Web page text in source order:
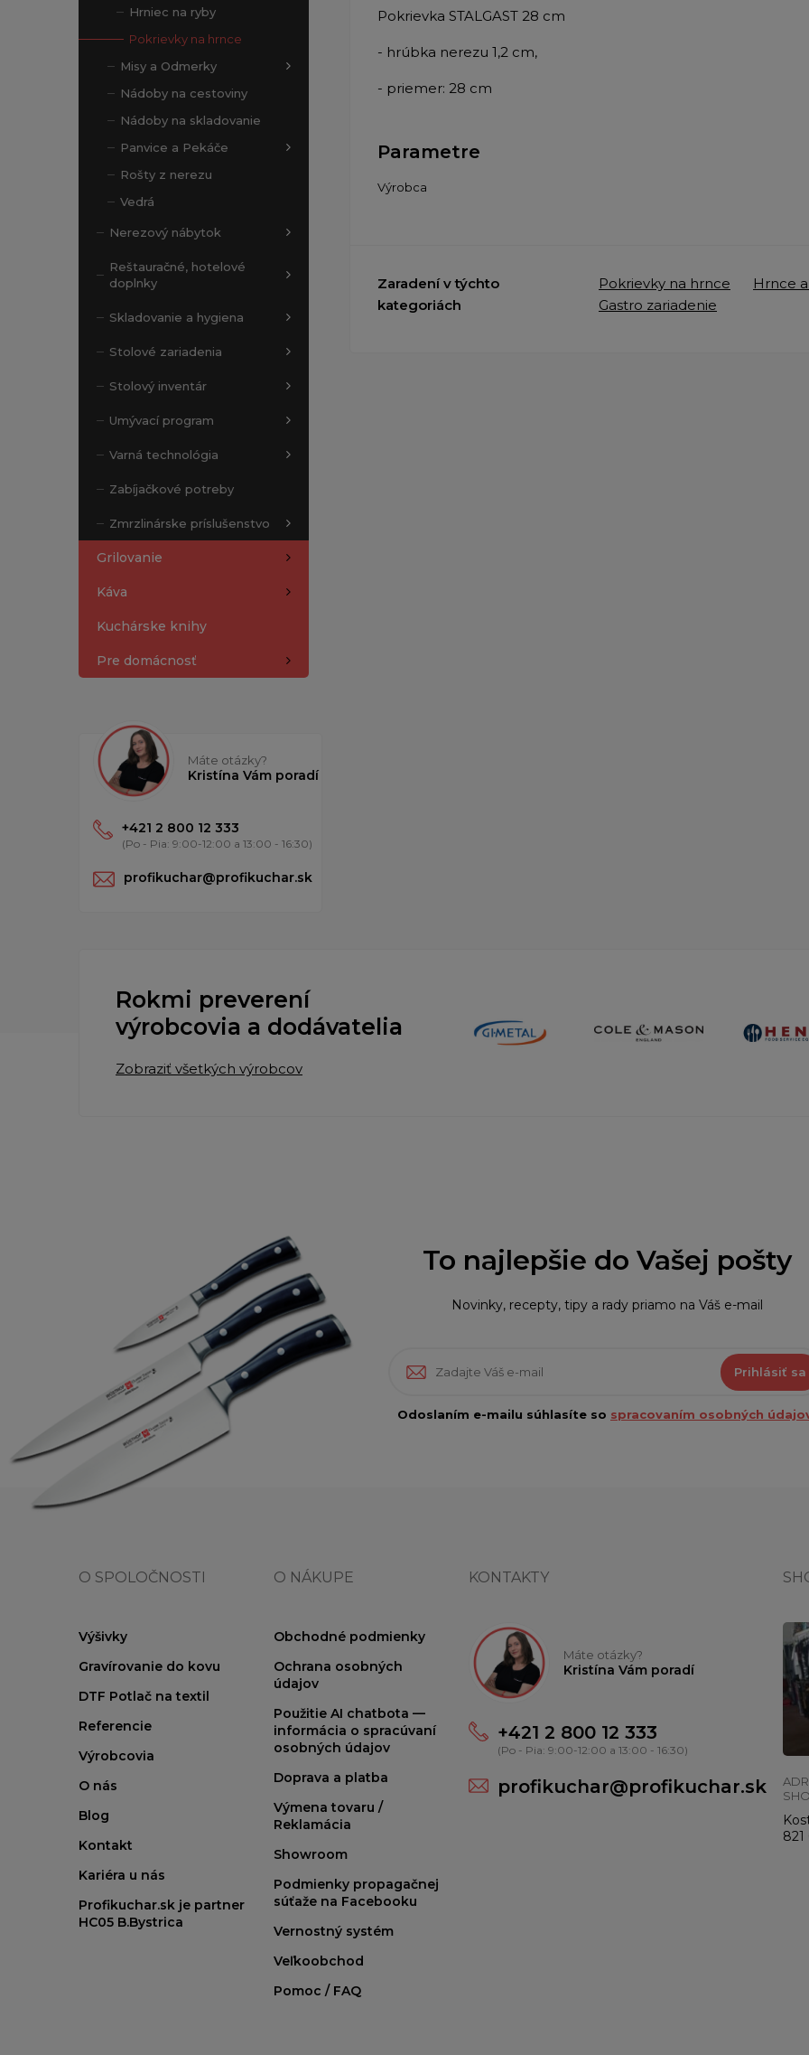
Hrniec na ryby
Pokrievky na hrnce
Misy a Odmerky
Nádoby na cestoviny
Nádoby na skladovanie
Panvice a Pekáče
Rošty z nerezu
Vedrá
Nerezový nábytok
Reštauračné, hotelové
doplnky
Skladovanie a hygiena
Stolové zariadenia
Stolový inventár
Umývací program
Varná technológia
Zabíjačkové potreby
Zmrzlinárske príslušenstvo
Grilovanie
Káva
Kuchárske knihy
Pre domácnosť
Máte otázky?
Kristína Vám poradí
+421 2 800 12 333
(Po - Pia: 9:00-12:00 a 13:00 - 16:30)
profikuchar@profikuchar.sk
Pokrievka STALGAST 28 cm
- hrúbka nerezu 1,2 cm,
- priemer: 28 cm
Parametre
Výrobca
Zaradení v týchto
kategoriách
Pokrievky na hrnce Hrnce
Gastro zariadenie
Rokmi preverení
výrobcovia a dodávatelia
Zobraziť všetkých výrobcov
To najlepšie do Vašej pošty
Novinky, recepty, tipy a rady priamo na Váš e-mail
Prihlásiť sa
Odoslaním e-mailu súhlasíte so spracovaním osobných
O SPOLOČNOSTI
Výšivky
Gravírovanie do kovu
DTF Potlač na textil
Referencie
Výrobcovia
O nás
Blog
Kontakt
Kariéra u nás
Profikuchar.sk je partner
HC05 B.Bystrica
O NÁKUPE
Obchodné podmienky
Ochrana osobných
údajov
Použitie AI chatbota —
informácia o spracúvaní
osobných údajov
Doprava a platba
Výmena tovaru /
Reklamácia
Showroom
Podmienky propagačnej
súťaže na Facebooku
Vernostný systém
Veľkoobchod
Pomoc / FAQ
KONTAKTY
Máte otázky?
Kristína Vám poradí
+421 2 800 12 333
(Po - Pia: 9:00-12:00 a 13:00 - 16:30)
profikuchar@profikuchar.sk
821